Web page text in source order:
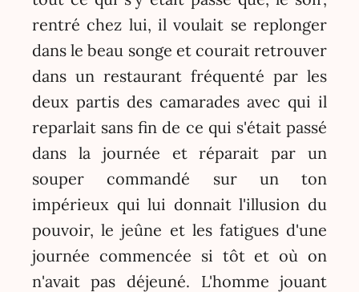
rentré chez lui, il voulait se replonger
dans le beau songe et courait retrouver
dans un restaurant fréquenté par les
deux partis des camarades avec qui il
reparlait sans fin de ce qui s'était passé
dans la journée et réparait par un
souper commandé sur un ton
impérieux qui lui donnait l'illusion du
pouvoir, le jeûne et les fatigues d'une
journée commencée si tôt et où on
n'avait pas déjeuné. L'homme jouant